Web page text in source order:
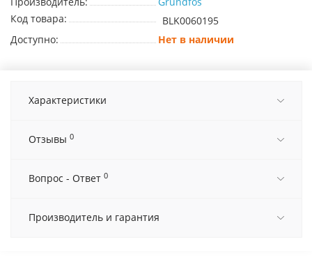
Код товара:
BLK0060195
Доступно:
Нет в наличии
Характеристики
Отзывы 0
Вопрос - Ответ 0
Производитель и гарантия